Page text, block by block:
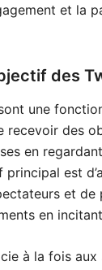
et la
des
une
recevoir des
en
principal est
et
en
à la fois aux